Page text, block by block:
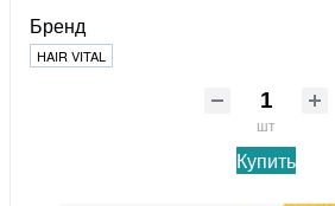
Бренд
HAIR VITAL
шт
Купить